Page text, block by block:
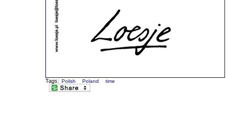
Tags: Polish Poland time